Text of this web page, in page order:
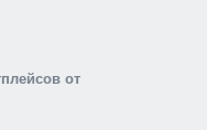
от